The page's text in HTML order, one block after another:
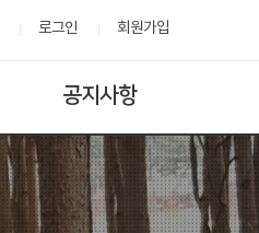
로그인 회원가입
공지사항